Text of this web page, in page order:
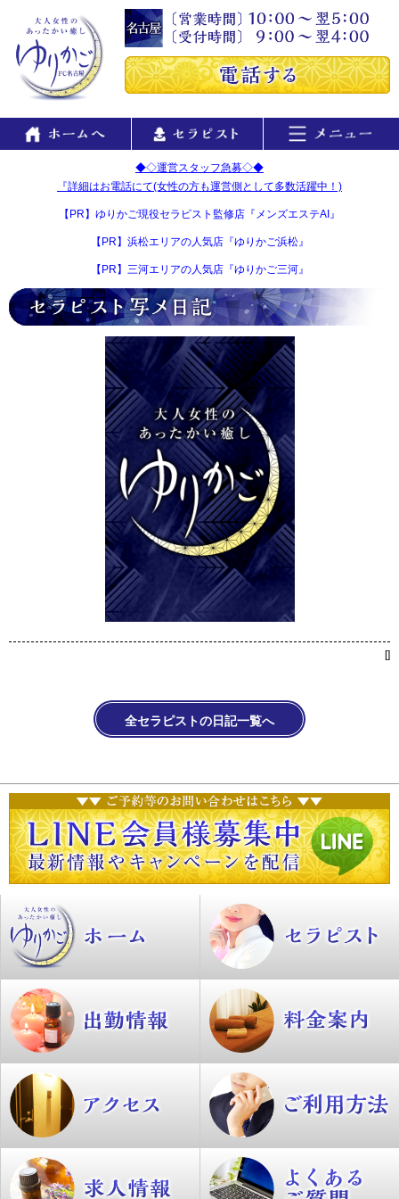
◆◇運営スタッフ急募◇◆
『詳細はお電話にて(女性の方も運営側として多数活躍中！)
【PR】ゆりかご現役セラピスト監修店『メンズエステAI』
【PR】浜松エリアの人気店『ゆりかご浜松』
【PR】三河エリアの人気店『ゆりかご三河』
[]
全セラピストの日記一覧へ